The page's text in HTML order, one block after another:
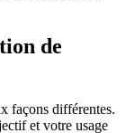
de
façons différentes.
et votre usage